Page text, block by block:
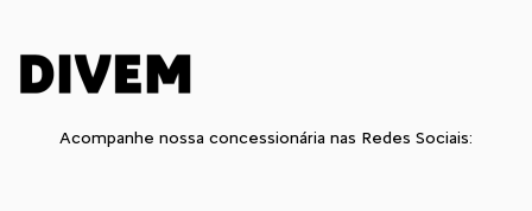
Acompanhe nossa concessionária nas Redes Sociais: